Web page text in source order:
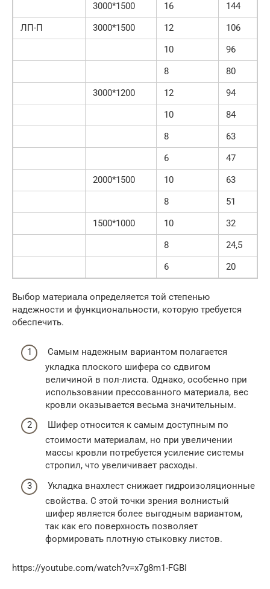
3000*1500
16
144
ЛП-П
3000*1500 12
106
10
96
8
80
3000*1200
12
94
10
84
8
63
6
47
2000*1500
10
63
8
51
1500*1000
10
32
8
24,5
6
20
Выбор материала определяется той степенью
надежности и функциональности, которую требуется
обеспечить.
Самым надежным вариантом полагается
укладка плоского шифера со сдвигом
величиной в пол-листа. Однако, особенно при
использовании прессованного материала, вес
кровли оказывается весьма значительным.
Шифер относится к самым доступным по
стоимости материалам, но при увеличении
массы кровли потребуется усиление системы
стропил, что увеличивает расходы.
Укладка внахлест снижает гидроизоляционные
свойства. С этой точки зрения волнистый
шифер является более выгодным вариантом,
так как его поверхность позволяет
формировать плотную стыковку листов.
https://youtube.com/watch?v=x7g8m1-FGBI